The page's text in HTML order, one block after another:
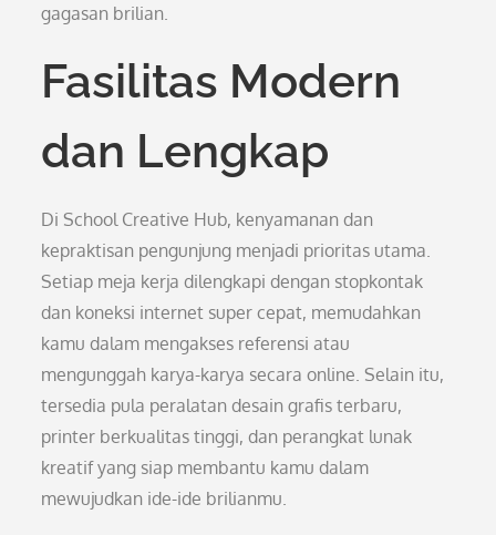
gagasan brilian.
Fasilitas Modern
dan Lengkap
Di School Creative Hub, kenyamanan dan
kepraktisan pengunjung menjadi prioritas utama.
Setiap meja kerja dilengkapi dengan stopkontak
dan koneksi internet super cepat, memudahkan
kamu dalam mengakses referensi atau
mengunggah karya-karya secara online. Selain itu,
tersedia pula peralatan desain grafis terbaru,
printer berkualitas tinggi, dan perangkat lunak
kreatif yang siap membantu kamu dalam
mewujudkan ide-ide brilianmu.